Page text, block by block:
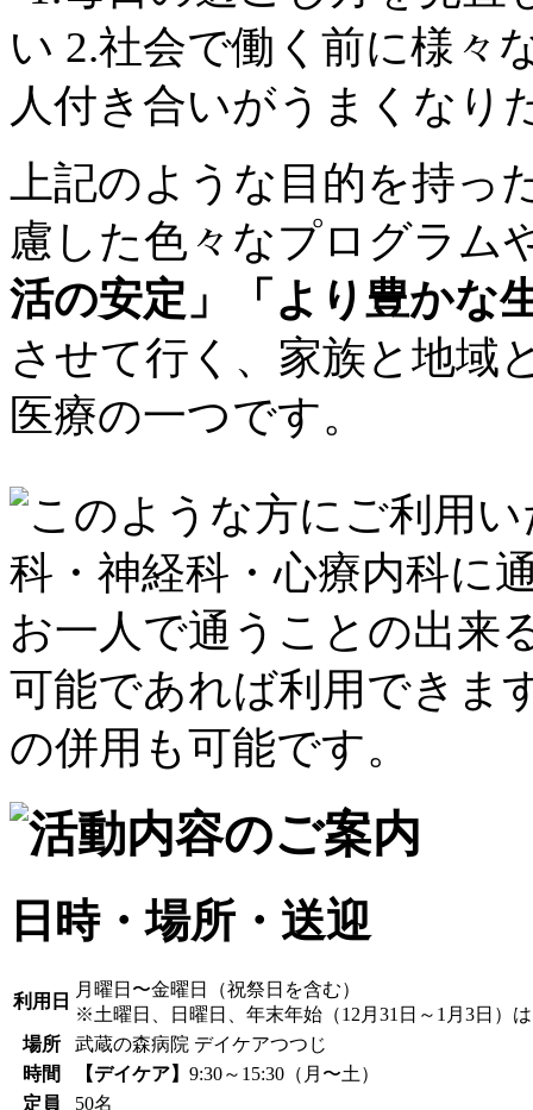
上記のような目的を持っ
慮した色々なプログラム
活の安定」「より豊かな
させて行く、家族と地域
医療の一つです。
日時・場所・送迎
利用日
月曜日〜金曜日（祝祭日を含む）
※土曜日、日曜日、年末年始（12月31日～1月3日）
場所
武蔵の森病院 デイケアつつじ
時間
【デイケア】 9:30～15:30（月〜土）
定員
50名